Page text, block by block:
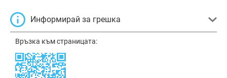
Информирай за грешка
Връзка към страницата: